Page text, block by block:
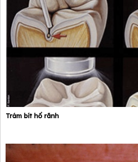
Trám bít hố rãnh